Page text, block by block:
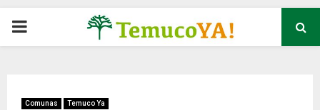
P
Comunas Temuco Ya